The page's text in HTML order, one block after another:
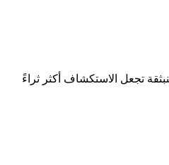
تجعل الاستكشاف أكثر ثراءً